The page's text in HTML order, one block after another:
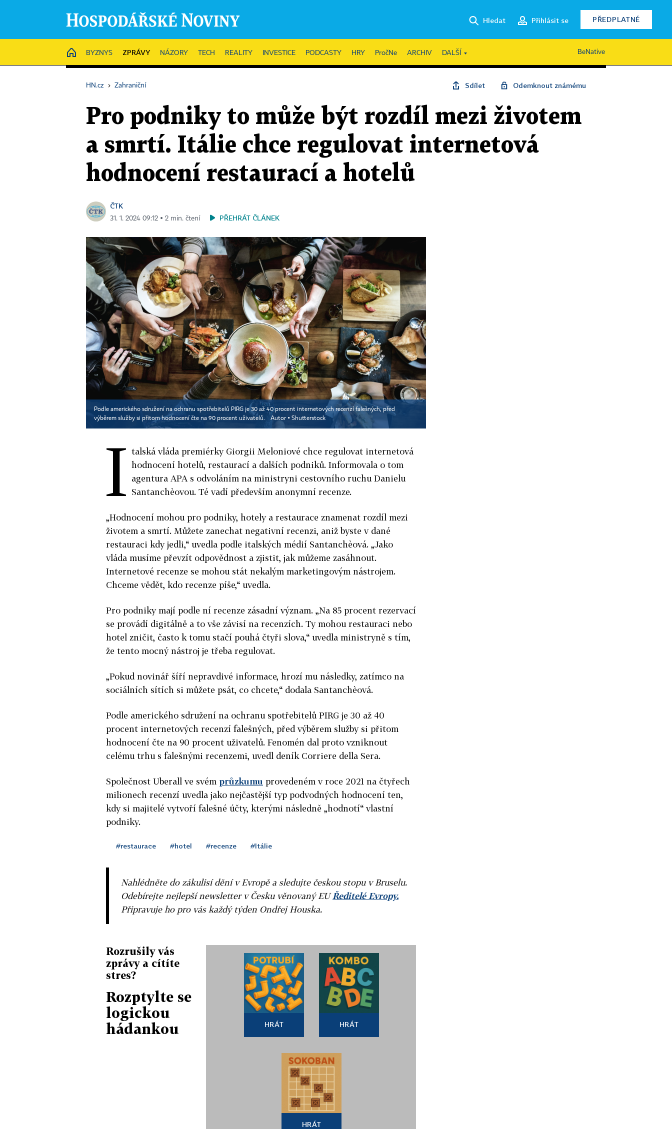
Hledat Přihlásit se PŘEDPLATNÉ
HOME
BYZNYS ZPRÁVY NÁZORY TECH REALITY INVESTICE PODCASTY HRY PročNe ARCHIV DALŠÍ BeNative
HN.cz › Zahraniční Sdílet Odemknout známému
Pro podniky to může být rozdíl mezi životem
a smrtí. Itálie chce regulovat internetová
hodnocení restaurací a hotelů
ČTK
31. 1. 2024 09:12 ▪ 2 min. čtení PŘEHRÁT ČLÁNEK
Podle amerického sdružení na ochranu spotřebitelů PIRG je 30 až 40 procent internetových recenzí falešných, před
výběrem služby si přitom hodnocení čte na 90 procent uživatelů.
Autor ▪ Shutterstock
I talská vláda premiérky Giorgii Meloniové chce regulovat internetová
hodnocení hotelů, restaurací a dalších podniků. Informovala o tom
agentura APA s odvoláním na ministryni cestovního ruchu Danielu
Santanchèovou. Té vadí především anonymní recenze.
„Hodnocení mohou pro podniky, hotely a restaurace znamenat rozdíl mezi
životem a smrtí. Můžete zanechat negativní recenzi, aniž byste v dané
restauraci kdy jedli,“ uvedla podle italských médií Santanchèová. „Jako
vláda musíme převzít odpovědnost a zjistit, jak můžeme zasáhnout.
Internetové recenze se mohou stát nekalým marketingovým nástrojem.
Chceme vědět, kdo recenze píše,“ uvedla.
Pro podniky mají podle ní recenze zásadní význam. „Na 85 procent rezervací
se provádí digitálně a to vše závisí na recenzích. Ty mohou restauraci nebo
hotel zničit, často k tomu stačí pouhá čtyři slova,“ uvedla ministryně s tím,
že tento mocný nástroj je třeba regulovat.
„Pokud novinář šíří nepravdivé informace, hrozí mu následky, zatímco na
sociálních sítích si můžete psát, co chcete,“ dodala Santanchèová.
Podle amerického sdružení na ochranu spotřebitelů PIRG je 30 až 40
procent internetových recenzí falešných, před výběrem služby si přitom
hodnocení čte na 90 procent uživatelů. Fenomén dal proto vzniknout
celému trhu s falešnými recenzemi, uvedl deník Corriere della Sera.
Společnost Uberall ve svém průzkumu provedeném v roce 2021 na čtyřech
milionech recenzí uvedla jako nejčastější typ podvodných hodnocení ten,
kdy si majitelé vytvoří falešné účty, kterými následně „hodnotí“ vlastní
podniky.
#restaurace #hotel #recenze #Itálie
Nahlédněte do zákulisí dění v Evropě a sledujte českou stopu v Bruselu.
Odebírejte nejlepší newsletter v Česku věnovaný EUŘeditelé Evropy.
Připravuje ho pro vás každý týden Ondřej Houska.
Rozrušily vás
zprávy a cítíte
stres?
Rozptylte se
logickou
hádankou
HRÁT HRÁT
HRÁT